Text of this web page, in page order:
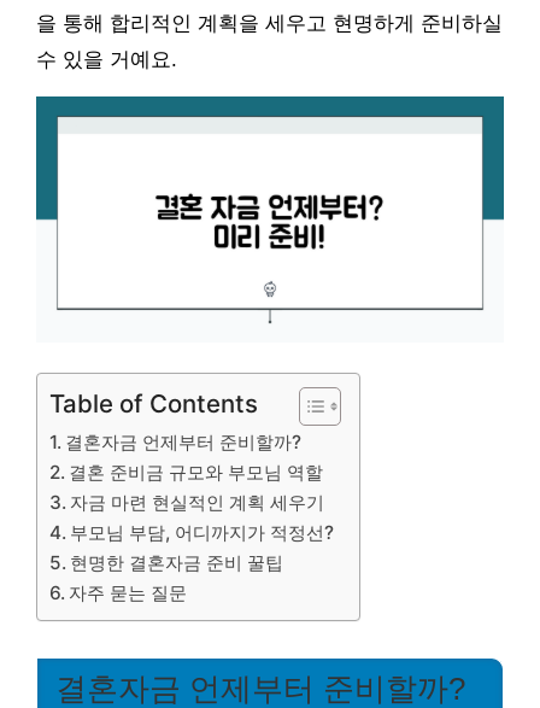
을 통해 합리적인 계획을 세우고 현명하게 준비하실
수 있을 거예요.
Table of Contents
결혼자금 언제부터 준비할까?
결혼 준비금 규모와 부모님 역할
자금 마련 현실적인 계획 세우기
부모님 부담, 어디까지가 적정선?
현명한 결혼자금 준비 꿀팁
자주 묻는 질문
결혼자금 언제부터 준비할까?